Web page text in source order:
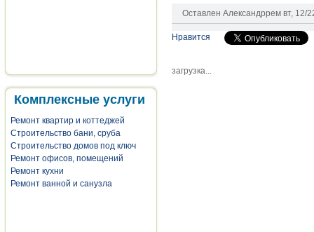
Комплексные услуги
Ремонт квартир и коттеджей
Строительство бани, сруба
Строительство домов под ключ
Ремонт офисов, помещений
Ремонт кухни
Ремонт ванной и санузла
Оставлен Александррем вт, 12/
Нравится
загрузка...